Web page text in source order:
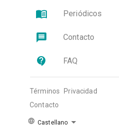
Periódicos
Contacto
FAQ
Términos
Privacidad
Contacto
Castellano